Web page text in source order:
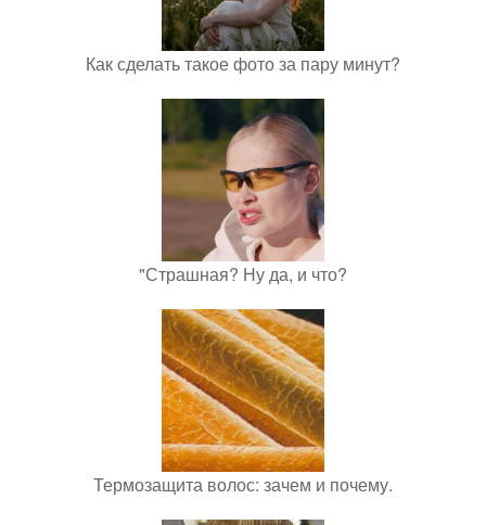
Как сделать такое фото за пару минут?
"Страшная? Ну да, и что?
Термозащита волос: зачем и почему.